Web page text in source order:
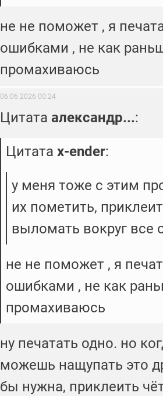
не не поможет , я
ошибками , не как
промахиваюсь
06.06.2026 00:24
Цитата александр...:
Цитата x-ender:
у меня тоже с этим
их пометить,
выломать вокруг все
не не поможет , я
ошибками , не как
промахиваюсь
ну печатать одно. но
можешь нащупать это
бы нужна, приклеить